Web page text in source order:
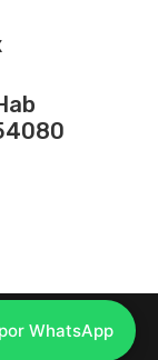
Web
WhatsApp